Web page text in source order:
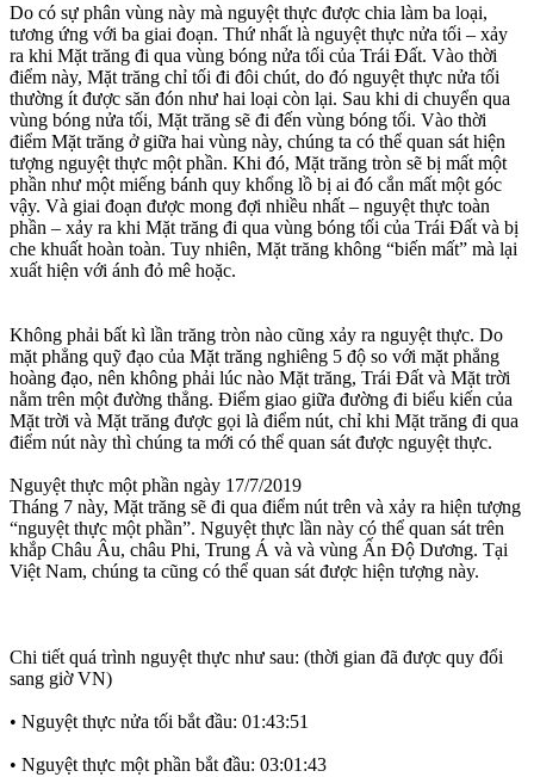
Do có sự phân vùng này mà nguyệt thực được chia làm ba loại,
tương ứng với ba giai đoạn. Thứ nhất là nguyệt thực nửa tối – xảy
ra khi Mặt trăng đi qua vùng bóng nửa tối của Trái Đất. Vào thời
điểm này, Mặt trăng chỉ tối đi đôi chút, do đó nguyệt thực nửa tối
thường ít được săn đón như hai loại còn lại. Sau khi di chuyển qua
vùng bóng nửa tối, Mặt trăng sẽ đi đến vùng bóng tối. Vào thời
điểm Mặt trăng ở giữa hai vùng này, chúng ta có thể quan sát hiện
tượng nguyệt thực một phần. Khi đó, Mặt trăng tròn sẽ bị mất một
phần như một miếng bánh quy khổng lồ bị ai đó cắn mất một góc
vậy. Và giai đoạn được mong đợi nhiều nhất – nguyệt thực toàn
phần – xảy ra khi Mặt trăng đi qua vùng bóng tối của Trái Đất và bị
che khuất hoàn toàn. Tuy nhiên, Mặt trăng không “biến mất” mà lại
xuất hiện với ánh đỏ mê hoặc.
Không phải bất kì lần trăng tròn nào cũng xảy ra nguyệt thực. Do
mặt phẳng quỹ đạo của Mặt trăng nghiêng 5 độ so với mặt phẳng
hoàng đạo, nên không phải lúc nào Mặt trăng, Trái Đất và Mặt trời
nằm trên một đường thẳng. Điểm giao giữa đường đi biểu kiến của
Mặt trời và Mặt trăng được gọi là điểm nút, chỉ khi Mặt trăng đi qua
điểm nút này thì chúng ta mới có thể quan sát được nguyệt thực.
Nguyệt thực một phần ngày 17/7/2019
Tháng 7 này, Mặt trăng sẽ đi qua điểm nút trên và xảy ra hiện tượng
“nguyệt thực một phần”. Nguyệt thực lần này có thể quan sát trên
khắp Châu Âu, châu Phi, Trung Á và và vùng Ấn Độ Dương. Tại
Việt Nam, chúng ta cũng có thể quan sát được hiện tượng này.
Chi tiết quá trình nguyệt thực như sau: (thời gian đã được quy đổi
sang giờ VN)
• Nguyệt thực nửa tối bắt đầu: 01:43:51
• Nguyệt thực một phần bắt đầu: 03:01:43